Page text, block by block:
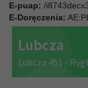
E-puap: /
E-Doręczenia: